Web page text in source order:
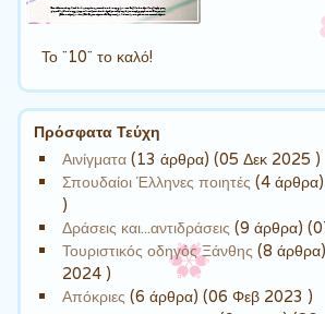
Το ¨10¨ το καλό!
Πρόσφατα Τεύχη
Αινίγματα (13 άρθρα) (05 Δεκ 2025 )
Σπουδαίοι Έλληνες ποιητές (4
)
Δράσεις και...αντιδράσεις (9 άρθρα)
Τουριστικός οδηγός Ξάνθης (8
2024 )
Απόκριες (6 άρθρα) (06 Φεβ 2023 )